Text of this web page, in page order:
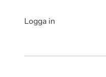
Logga in